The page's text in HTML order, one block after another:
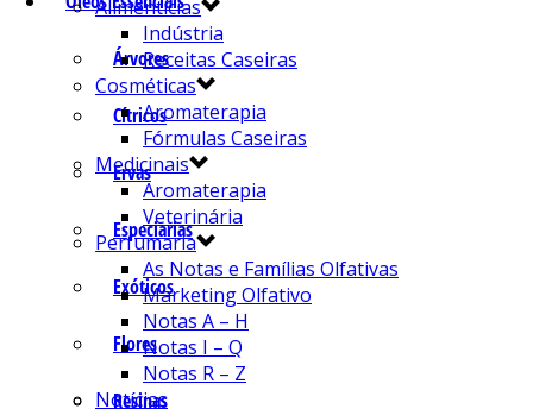
Árvores
Cítricos
Ervas
Especiarias
Exóticos
Flores
Resinas
Alimentícias
Indústria
Receitas Caseiras
Cosméticas
Aromaterapia
Fórmulas Caseiras
Medicinais
Aromaterapia
Veterinária
Perfumaria
As Notas e Famílias Olfativas
Marketing Olfativo
Notas A – H
Notas I – Q
Notas R – Z
Notícias